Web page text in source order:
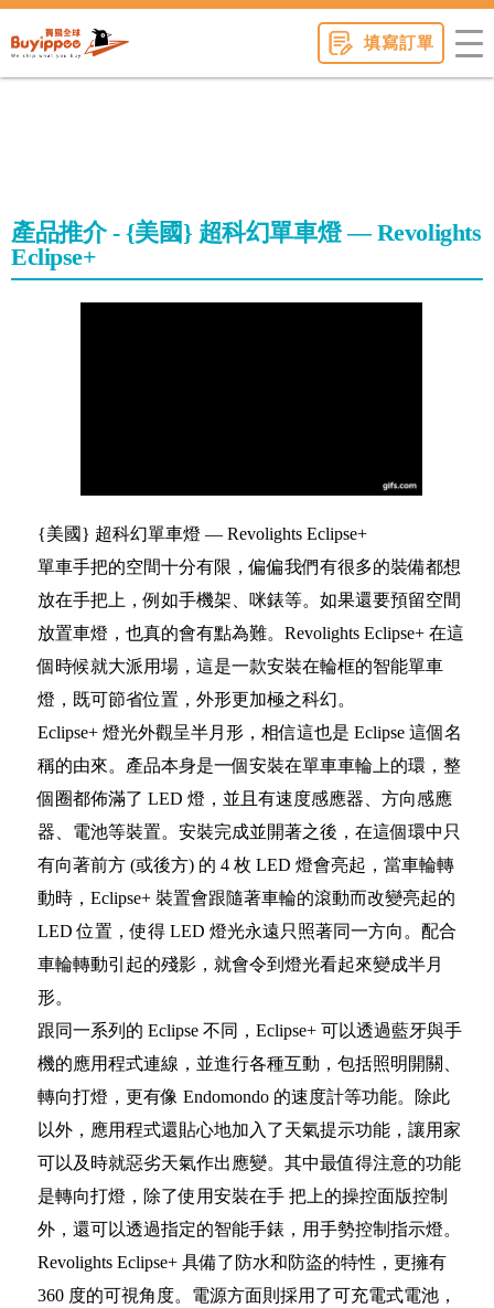
填寫訂單
產品推介 - {美國} 超科幻單車燈 — Revolights
Eclipse+
{美國} 超科幻單車燈 — Revolights Eclipse+
單車手把的空間十分有限，偏偏我們有很多的裝備都想
放在手把上，例如手機架、咪錶等。如果還要預留空間
放置車燈，也真的會有點為難。Revolights Eclipse+ 在這
個時候就大派用場，這是一款安裝在輪框的智能單車
燈，既可節省位置，外形更加極之科幻。
Eclipse+ 燈光外觀呈半月形，相信這也是 Eclipse 這個名
稱的由來。產品本身是一個安裝在單車車輪上的環，整
個圈都佈滿了 LED 燈，並且有速度感應器、方向感應
器、電池等裝置。安裝完成並開著之後，在這個環中只
有向著前方 (或後方) 的 4 枚 LED 燈會亮起，當車輪轉
動時，Eclipse+ 裝置會跟隨著車輪的滾動而改變亮起的
LED 位置，使得 LED 燈光永遠只照著同一方向。配合
車輪轉動引起的殘影，就會令到燈光看起來變成半月
形。
跟同一系列的 Eclipse 不同，Eclipse+ 可以透過藍牙與手
機的應用程式連線，並進行各種互動，包括照明開關、
轉向打燈，更有像 Endomondo 的速度計等功能。除此
以外，應用程式還貼心地加入了天氣提示功能，讓用家
可以及時就惡劣天氣作出應變。其中最值得注意的功能
是轉向打燈，除了使用安裝在手 把上的操控面版控制
外，還可以透過指定的智能手錶，用手勢控制指示燈。
Revolights Eclipse+ 具備了防水和防盜的特性，更擁有
360 度的可視角度。電源方面則採用了可充電式電池，